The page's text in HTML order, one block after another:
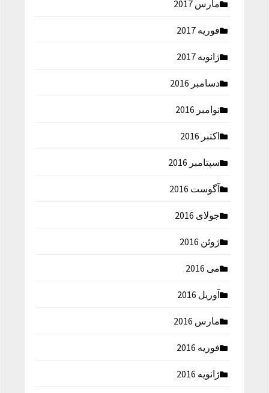
مارس 2017
فوریه 2017
ژانویه 2017
دسامبر 2016
نوامبر 2016
اکتبر 2016
سپتامبر 2016
آگوست 2016
جولای 2016
ژوئن 2016
می 2016
آوریل 2016
مارس 2016
فوریه 2016
ژانویه 2016